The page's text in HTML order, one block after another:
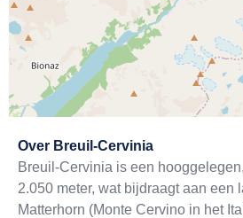
Over Breuil-Cervinia
Breuil-Cervinia is een
2.050 meter, wat bijdraagt aan
Matterhorn (Monte Cervino in het